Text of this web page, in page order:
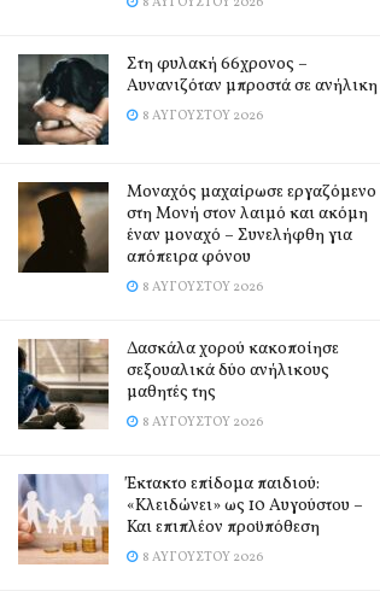
Στη φυλακή 66χρονος –
Αυνανιζόταν μπροστά σε ανήλικη
8 ΑΥΓΟΎΣΤΟΥ 2026
Μοναχός μαχαίρωσε εργαζόμενο
στη Μονή στον λαιμό και ακόμη
έναν μοναχό – Συνελήφθη για
απόπειρα φόνου
8 ΑΥΓΟΎΣΤΟΥ 2026
Δασκάλα χορού κακοποίησε
σεξουαλικά δύο ανήλικους
μαθητές της
8 ΑΥΓΟΎΣΤΟΥ 2026
Έκτακτο επίδομα παιδιού:
«Κλειδώνει» ως 10 Αυγούστου –
Και επιπλέον προϋπόθεση
8 ΑΥΓΟΎΣΤΟΥ 2026